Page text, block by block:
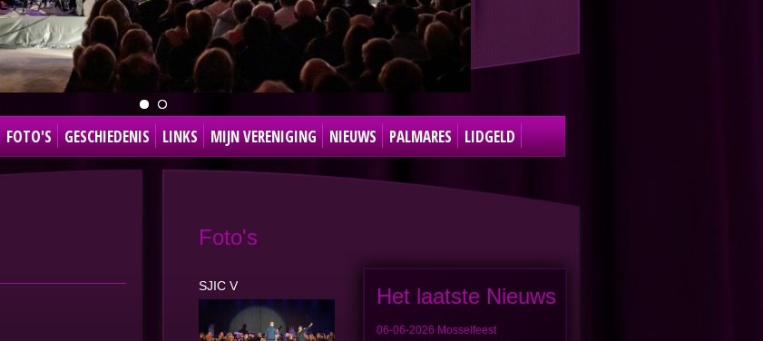
FOTO'S GESCHIEDENIS LINKS MIJN VERENIGING NIEUWS PALMARES
LIDGELD
Foto's
SJIC V Het laatste Nieuws
06-06-2026 Mosselfeest